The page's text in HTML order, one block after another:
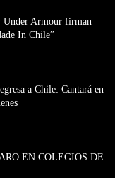
Under Armour firman
In Chile”
a Chile: Cantará en
EN COLEGIOS DE